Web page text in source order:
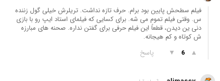
فیلم سطحش پایین بود برام. حرف تازه نداشت. تریلرش خیلی گول زننده
س. وقتی فیلم تموم می شه. برای کسایی که فیلمای استاد ایپ رو با بازی
دنی ین دیدن، قطعاً این فیلم حرفی برای گفتن نداره. صحنه های مبارزه
ش کوتاه و کم هیجانه.
▲
6
▼ پاسخ